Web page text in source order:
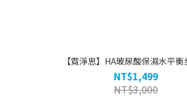
【霓淨思】HA玻尿酸保濕水平衡
NT$1,499
NT$3,000